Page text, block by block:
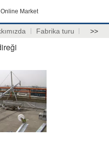
Market
Fabrika turu >>